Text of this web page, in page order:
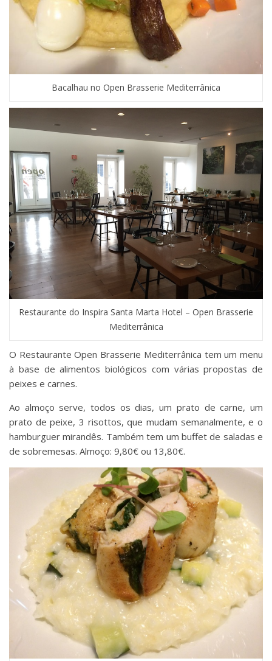
Bacalhau no Open Brasserie Mediterrânica
Restaurante do Inspira Santa Marta Hotel – Open Brasserie
Mediterrânica
O Restaurante Open Brasserie Mediterrânica tem um menu
à base de alimentos biológicos com várias propostas de
peixes e carnes.
Ao almoço serve, todos os dias, um prato de carne, um
prato de peixe, 3 risottos, que mudam semanalmente, e o
hamburguer mirandês. Também tem um buffet de saladas e
de sobremesas. Almoço: 9,80€ ou 13,80€.